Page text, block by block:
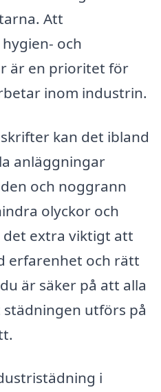
Att
och
är en prioritet för
inom industrin.
kan det ibland
anläggningar
och noggrann
olyckor och
extra viktigt att
erfarenhet och rätt
är säker på att alla
utförs på
i